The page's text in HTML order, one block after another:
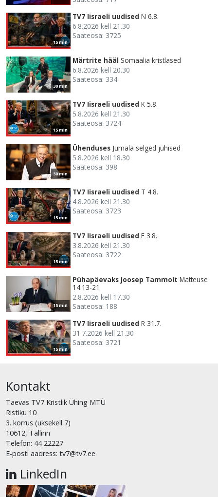
15 min
TV7 Iisraeli uudised N 6.8.
6.8.2026 kell 21.30
Saateosa: 3725
30 min
Märtrite hääl Somaalia kristlased
6.8.2026 kell 20.30
Saateosa: 334
15 min
TV7 Iisraeli uudised K 5.8.
5.8.2026 kell 21.30
Saateosa: 3724
30 min
Ühenduses Jumala selged juhised
5.8.2026 kell 18.30
Saateosa: 398
15 min
TV7 Iisraeli uudised T 4.8.
4.8.2026 kell 21.30
Saateosa: 3723
15 min
TV7 Iisraeli uudised E 3.8.
3.8.2026 kell 21.30
Saateosa: 3722
15 min
Pühapäevaks Joosep Tammolt Matteuse
14:13-21
2.8.2026 kell 17.30
Saateosa: 188
15 min
TV7 Iisraeli uudised R 31.7.
31.7.2026 kell 21.30
Saateosa: 3721
Kontakt
Taevas TV7 Kristlik Ühing MTÜ
Ristiku 10
3. korrus (uksekell 7)
10612, Tallinn
Telefon: 44 22227
E-posti aadress: tv7@tv7.ee
LinkedIn